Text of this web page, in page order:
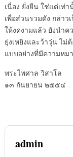
เนื่อง ยั่งยืน ใช่แต่เท่
เพื่อส่วนรวมดัง กล่า
ให้งดงามแล้ว ยังนำ
ยุ่งเหยิงและว้าวุ่น ไม่
แบบอย่างที่มีความหม
พระไพศาล วิสาโล
๑๓ กันยายน ๒๕๕๔
admin